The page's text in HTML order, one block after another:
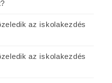
az iskolakezdés
az iskolakezdés